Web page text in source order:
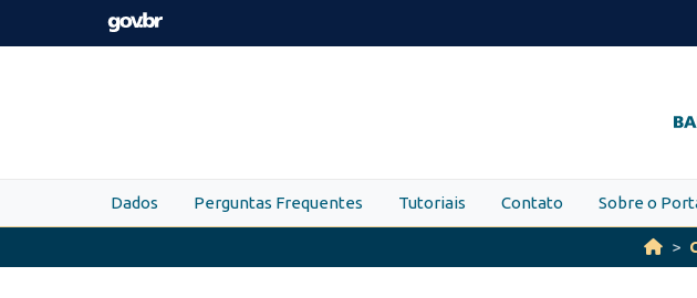
Skip to main content
Dados Perguntas Frequentes Tutoriais Contato Sobre o